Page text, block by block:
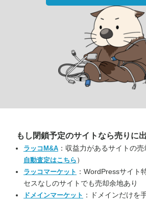
もし閉鎖予定のサイトなら売りに
ラッコM&A ：収益力があるサイトの
自動査定はこちら ）
ラッコマーケット ：WordPressサイト
セスなしのサイトでも売却余地あり
ドメインマーケット ：ドメインだけを